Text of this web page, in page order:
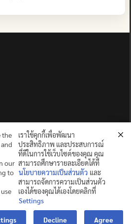
ติ (คนย่อมบริสุทธิ์ด้วยปัญญา)
SCHOOL. ALL RIGHTS
RESERVED.
the
our
to
เราใช้คุกกี้เพื่อพัฒนา
ประสิทธิภาพ และประสบการณ์
ที่ดีในการใช้เว็บไซต์ของคุณ คุณ
สามารถศึกษารายละเอียดได้ที่
นโยบายความเป็นส่วนตัว และ
สามารถจัดการความเป็นส่วนตัว
เองได้ของคุณได้เองโดยคลิกที่
Settings
Decline Agree